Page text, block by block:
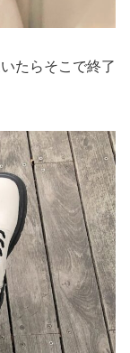
たらそこで終了